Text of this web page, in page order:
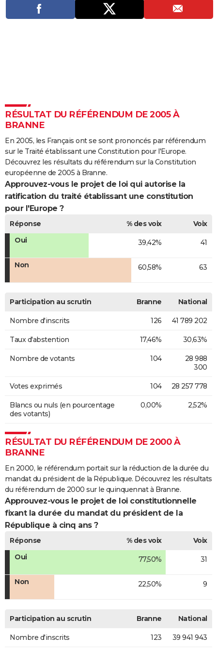
Destinations
Voyage nature
Voyage de noces
Dictionnaire
Biographies
Citations
Expressions
Proverbes
PROGRAMME TV
COPAINS D'AVANT
S'inscrire
Se connecter
Lycées
Collèges
Primaires
Universités
Entreprises
Service militaire
Avis de recherche
AVIS DE DÉCÈS
FORUM
Bricolage
Lifestyle
Culture
Sport
Auto
Television
Voyage
Cinema
RÉSULTAT DU RÉFÉRENDUM DE 2005 À
BRANNE
En 2005, les Français ont se sont prononcés par référendum
sur le Traité établissant une Constitution pour l'Europe.
Découvrez les résultats du référendum sur la Constitution
européenne de 2005 à Branne.
Approuvez-vous le projet de loi qui autorise la
ratification du traité établissant une constitution
pour l'Europe ?
Réponse % des voix
Voix
Oui
39,42% 41
Non 60,58% 63
Participation au scrutin Branne National
Nombre d'inscrits 126 41 789 202
Taux d'abstention 17,46% 30,63%
Nombre de votants 104
28 988
300
Votes exprimés 104 28 257 778
Blancs ou nuls (en pourcentage
des votants)
0,00% 2,52%
RÉSULTAT DU RÉFÉRENDUM DE 2000 À
BRANNE
En 2000, le référendum portait sur la réduction de la durée du
mandat du président de la République. Découvrez les résultats
du référendum de 2000 sur le quinquennat à Branne.
Approuvez-vous le projet de loi constitutionnelle
fixant la durée du mandat du président de la
République à cinq ans ?
Réponse % des voix
Voix
Oui
77,50% 31
Non 22,50% 9
Participation au scrutin Branne National
Nombre d'inscrits 123 39 941 943